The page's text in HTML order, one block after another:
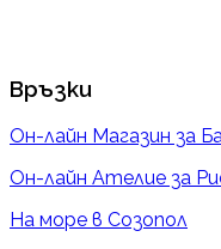
Връзки
Он-лайн Магазин за
Он-лайн Ателие за
На море в Созопол